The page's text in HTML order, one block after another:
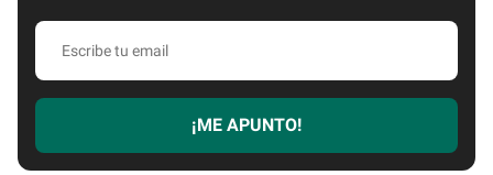
E
c
r
¡ME APUNTO!